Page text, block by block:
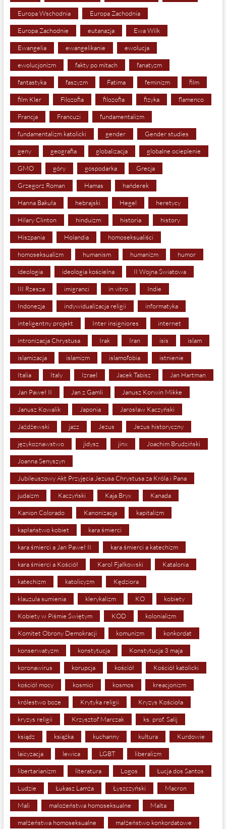
Europa Wschodnia Europa Zachodnia
Europa Zachodnie eutanazja Ewa Wilk
Ewangelia ewangelikanie ewolucja
ewolucjonizm fakty po mitach fanatyzm
fantastyka faszyzm Fatima feminizm film
film Kler Filozofia filozofia fizyka flamenco
Francja Francuzi fundamentalizm
fundamentalizm katolicki gender Gender studies
geny geografia globalizacja globalne ocieplenie
GMO góry gospodarka Grecja
Grzegorz Roman Hamas hańderek
Hanna Bakuła hebrajski Hegel heretycy
Hilary Clinton hinduizm historia history
Hiszpania Holandia homoseksualiści
homoseksualizm humanism humanizm humor
ideologia ideologia kościelna II Wojna Światowa
III Rzesza imigranci in vitro Indie
Indonezja indywidualizacja religii informatyka
inteligentny projekt Inter insigniores internet
intronizacja Chrystusa Irak Iran isis islam
islamizacja islamizm islamofobia istnienie
Italia Italy Izrael Jacek Tabisz Jan Hartman
Jan Paweł II Jan z Gamli Janusz Korwin Mikke
Janusz Kowalik Japonia Jarosław Kaczyński
Jażdżewski jazz Jezus Jezus historyczny
językoznawstwo jidysz jinx Joachim Brudziński
Joanna Senyszyn
Jubileuszowy Akt Przyjęcia Jezusa Chrystusa za Króla i Pana
judaizm Kaczyński Kaja Bryx Kanada
Kanion Colorado Kanonizacja kapitalizm
kapłaństwo kobiet kara śmierci
kara śmierci a Jan Paweł II kara śmierci a katechizm
kara śmierci a Kościół Karol Fjałkowski Katalonia
katechizm katolicyzm Kędziora
klauzula sumienia klerykalizm KO kobiety
Kobiety w Piśmie Świętym KOD kolonializm
Komitet Obrony Demokracji komunizm konkordat
konserwatyzm konstytucja Konstytucja 3 maja
koronawirus korupcja kościół Kościół katolicki
kościół mocy kosmici kosmos kreacjonizm
królestwo boze Krytyka religii Kryzys Kościoła
kryzys religii Krzysztof Marczak ks. prof. Salij
ksiądz książka kuchanny kultura Kurdowie
laicyzacja lewica LGBT liberalizm
libertarianizm literatura Logos Łucja dos Santos
Ludzie Łukasz Lamża Łyszczyński Macron
Mali małożeństwa homoseksualne Malta
małżeństwa homoseksualne małżeństwo konkordatowe